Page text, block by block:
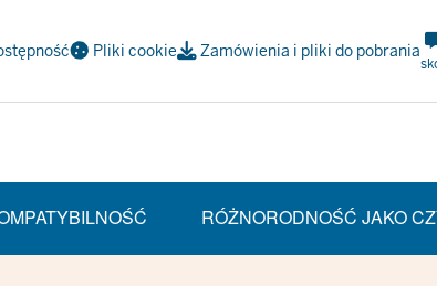
Pliki cookie Zamówienia i pliki do pobrania
RÓŻNORODNOŚĆ JAKO